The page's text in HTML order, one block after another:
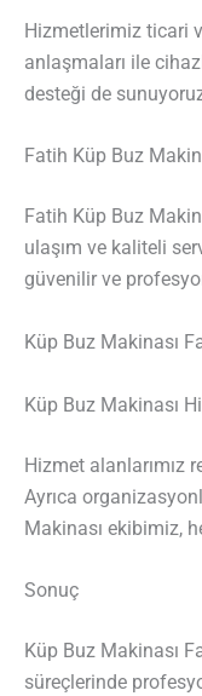
Hizmetlerimiz ticari
anlaşmaları ile
desteği de
Fatih Küp Buz
Fatih Küp Buz
ulaşım ve kaliteli
güvenilir ve
Küp Buz Makinası
Küp Buz Makinası
Hizmet alanlarımız
Ayrıca
Makinası ekibimiz,
Sonuç
Küp Buz Makinası
süreçlerinde